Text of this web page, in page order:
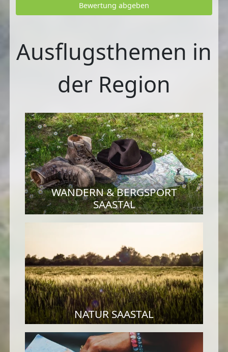
Bewertung abgeben
Ausflugsthemen in
der Region
WANDERN & BERGSPORT
SAASTAL
NATUR SAASTAL